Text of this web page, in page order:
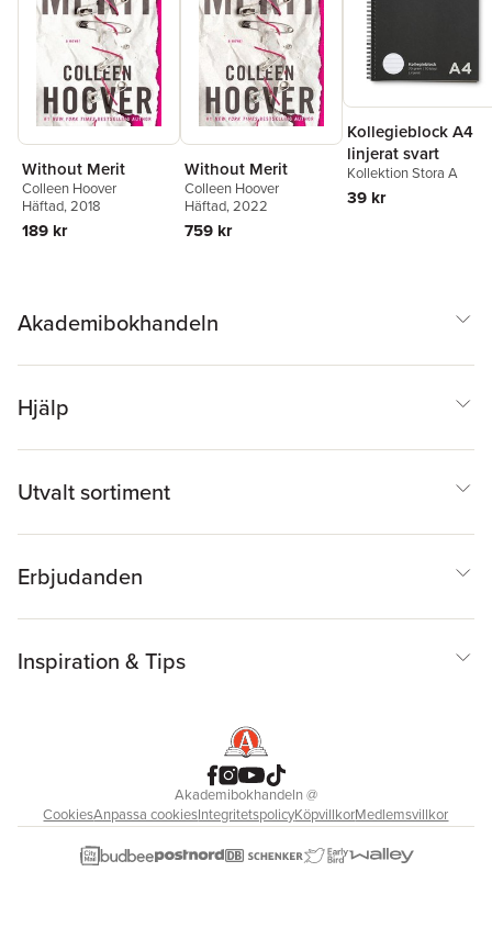
Without Merit
Colleen Hoover
Häftad, 2018
189 kr
Without Merit
Colleen Hoover
Häftad, 2022
759 kr
Kollegieblock A4
linjerat svart
Kollektion Stora A
39 kr
Akademibokhandeln
Hjälp
Utvalt sortiment
Erbjudanden
Inspiration & Tips
Akademibokhandeln@
CookiesAnpassa cookiesIntegritetspolicyKöpvillkorMedlemsvillkor